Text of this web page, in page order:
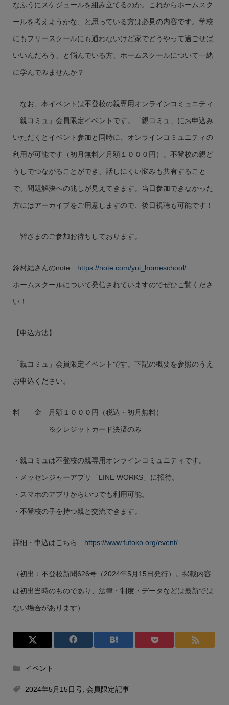
なふうにスケジュールを組み立てるのか。これからホームスク
ールを考えようかな、と思っている方は必見の内容です。学校
にもフリースクールにも通わないけど家でどうやって過ごせば
いいんだろう、と悩んでいる方、ホームスクールについて一緒
に学んでみませんか？
なお、本イベントは不登校の親専用オンラインコミュニティ
「親コミュ」会員限定イベントです。「親コミュ」にお申込み
いただくとイベント参加と同時に、オンラインコミュニティの
利用が可能です（初月無料／月額１０００円）。不登校の親ど
うしでつながることができ、話しにくい悩みも共有すること
で、問題解決への兆しが見えてきます。当日参加できなかった
方にはアーカイブをご用意しますので、後日視聴も可能です！
皆さまのご参加お待ちしております。
鈴村結さんのnote https://note.com/yui_homeschool/
ホームスクールについて発信されていますのでぜひご覧くださ
い！
【申込方法】
「親コミュ」会員限定イベントです。下記の概要を参照のうえ
お申込ください。
料 金 月額１０００円（税込・初月無料）
※クレジットカード決済のみ
・親コミュは不登校の親専用オンラインコミュニティです。
・メッセンジャーアプリ「LINE WORKS」に招待。
・スマホのアプリからいつでも利用可能。
・不登校の子を持つ親と交流できます。
詳細・申込はこちら https://www.futoko.org/event/
（初出：不登校新聞626号（2024年5月15日発行）。掲載内容
は初出当時のものであり、法律・制度・データなどは最新では
ない場合があります）
イベント
2024年5月15日号, 会員限定記事